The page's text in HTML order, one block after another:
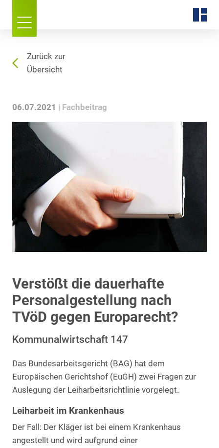
Zurück zur
Übersicht
06.07.2021 Fachbeitrag
Verstößt die dauerhafte
Personalgestellung nach
TVöD gegen Europarecht?
Kommunalwirtschaft 147
Das Bundesarbeitsgericht (BAG) hat dem
Europäischen Gerichtshof (EuGH) zwei Fragen zur
Auslegung der Leiharbeitsrichtlinie vorgelegt.
Leiharbeit im Krankenhaus
Der Fall: Der Kläger ist bei einem Krankenhaus
angestellt und wird aufgrund einer